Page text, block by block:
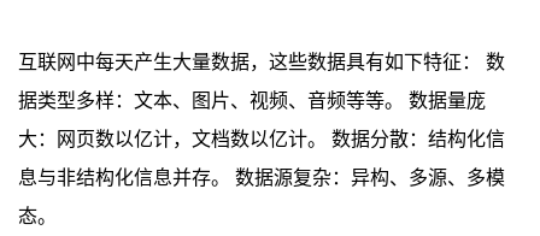
互联网中每天产生大量数据，这些数据具有如下特征： 数
据类型多样：文本、图片、视频、音频等等。 数据量庞
大：网页数以亿计，文档数以亿计。 数据分散：结构化信
息与非结构化信息并存。 数据源复杂：异构、多源、多模
态。